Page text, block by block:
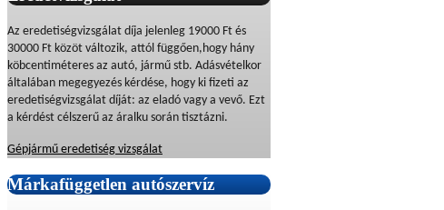
Az eredetiségvizsgálat díja jelenleg 19000 Ft és
30000 Ft közöt változik, attól függően,hogy hány
köbcentiméteres az autó, jármű stb. Adásvételkor
általában megegyezés kérdése, hogy ki fizeti az
eredetiségvizsgálat díját: az eladó vagy a vevő. Ezt
a kérdést célszerű az áralku során tisztázni.
Gépjármű eredetiség vizsgálat
Márkafüggetlenautószervíz